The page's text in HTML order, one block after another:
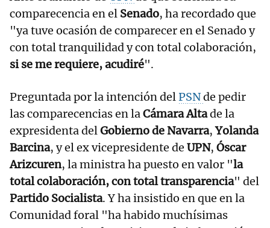
comparecencia en el Senado, ha recordado que
"ya tuve ocasión de comparecer en el Senado y
con total tranquilidad y con total colaboración,
si se me requiere, acudiré".
Preguntada por la intención delPSNde pedir
las comparecencias en laCámara Altade la
expresidenta delGobierno de Navarra,Yolanda
Barcina, y el ex vicepresidente de UPN, Óscar
Arizcuren, la ministra ha puesto en valor "la
total colaboración, con total transparencia" del
Partido Socialista. Y ha insistido en que en la
Comunidad foral "ha habido muchísimas